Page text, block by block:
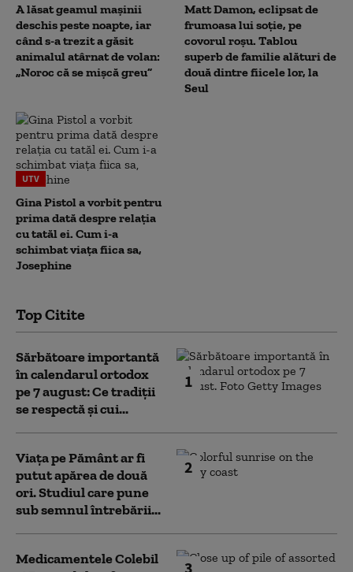
A lăsat geamul mașinii
deschis peste noapte, iar
când s-a trezit a găsit
animalul atârnat de volan:
„Noroc că se mișcă greu”
Matt Damon, eclipsat de
frumoasa lui soție, pe
covorul roșu. Tablou
superb de familie alături de
două dintre fiicele lor, la
Seul
UTV
Gina Pistol a vorbit pentru
prima dată despre relația
cu tatăl ei. Cum i-a
schimbat viața fiica sa,
Josephine
Top Citite
1
Sărbătoare importantă
în calendarul ortodox
pe 7 august: Ce tradiții
se respectă și cui...
2
Viața pe Pământ ar fi
putut apărea de două
ori. Studiul care pune
sub semnul întrebării...
3
Medicamentele Colebil